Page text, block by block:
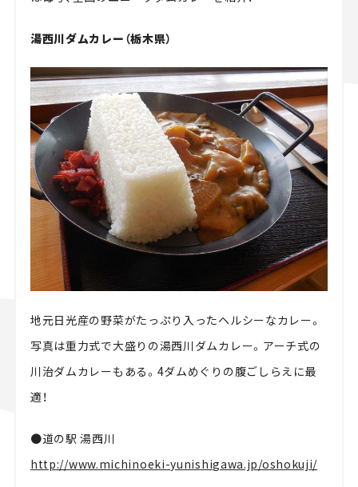
湯西川ダムカレー（栃木県）
地元日光産の野菜がたっぷり入ったヘルシーなカレー。
写真は重力式で大盛りの湯西川ダムカレー。アーチ式の
川治ダムカレーもある。4ダムめぐりの腹ごしらえに最
適！
●道の駅 湯西川
http://www.michinoeki-yunishigawa.jp/oshokuji/